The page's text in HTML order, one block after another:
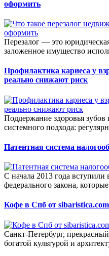
оформить
Перезалог — это
заложенное имущество
Профилактика кариеса у
реально снижают риск
Поддержание здоровья зубов
системного подхода:
Патентная система
С начала 2013 года
федерального закона,
Кофе в Спб от sibaristica.com
Санкт-Петербург,
богатой культурой и